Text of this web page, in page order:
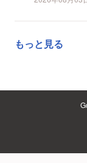
もっと見る